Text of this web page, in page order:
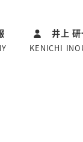
井上 研
KENICHI